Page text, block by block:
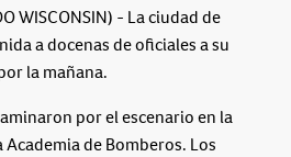
WISCONSIN) - La ciudad de
a docenas de oficiales a su
la mañana.
por el escenario en la
de Bomberos. Los